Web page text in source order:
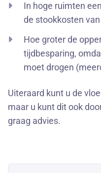
In hoge ruimten
de stookkosten
Hoe groter de
tijdbesparing,
moet drogen
Uiteraard kunt u de
maar u kunt dit ook
graag advies.